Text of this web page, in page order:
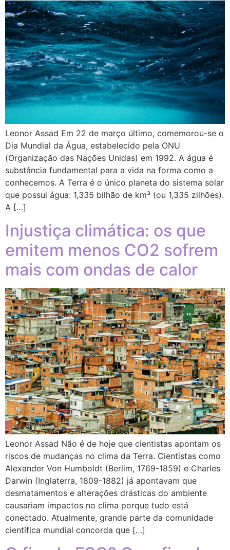
Leonor Assad Em 22 de março último, comemorou-se o
Dia Mundial da Água, estabelecido pela ONU
(Organização das Nações Unidas) em 1992. A água é
substância fundamental para a vida na forma como a
conhecemos. A Terra é o único planeta do sistema solar
que possui água: 1,335 bilhão de km³ (ou 1,335 zilhões).
A […]
Injustiça climática: os que
emitem menos CO2 sofrem
mais com ondas de calor
Leonor Assad Não é de hoje que cientistas apontam os
riscos de mudanças no clima da Terra. Cientistas como
Alexander Von Humboldt (Berlim, 1769-1859) e Charles
Darwin (Inglaterra, 1809-1882) já apontavam que
desmatamentos e alterações drásticas do ambiente
causariam impactos no clima porque tudo está
conectado. Atualmente, grande parte da comunidade
científica mundial concorda que […]